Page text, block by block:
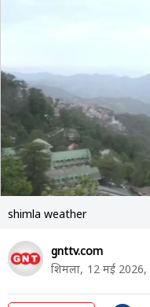
shimla weather
gnttv.com
शिमला, 12 मई 2026,